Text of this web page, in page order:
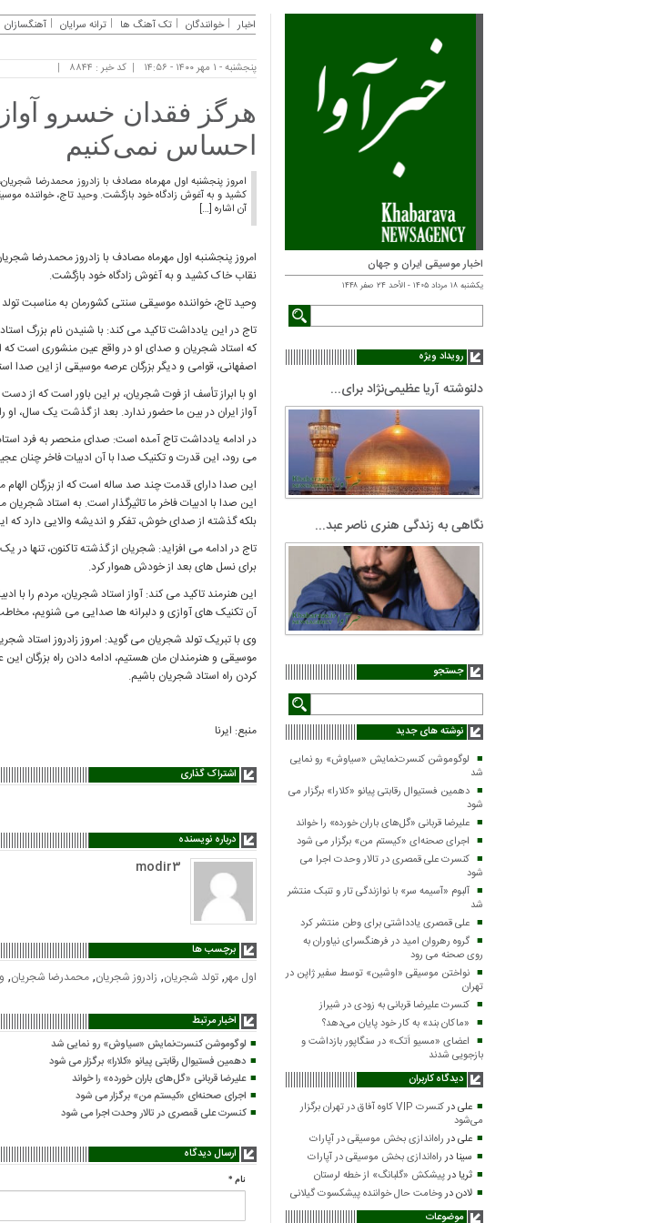
اخبار موسیقی ایران و جهان
یکشنبه ۱۸ مرداد ۱۴۰۵ - الأحد ۲۴ صفر ۱۴۴۸
رویداد ویژه
دلنوشته آریا عظیمی‌نژاد برای...
نگاهی به زندگی هنری ناصر عبد...
جستجو
نوشته های جدید
لوگوموشن کنسرت‌نمایش «سیاوش» رو نمایی
شد
دهمین فستیوال رقابتی پیانو «کلارا» برگزار می
شود
علیرضا قربانی «گل‌های باران خورده» را خواند
اجرای صحنه‌ای «کیستم من» برگزار می شود
کنسرت علی قمصری در تالار وحدت اجرا می
شود
آلبوم «آسیمه سر» با نوازندگی تار و تنبک منتشر
شد
علی قمصری یادداشتی برای وطن منتشر کرد
گروه رهروان امید در فرهنگسرای نیاوران به
روی صحنه می رود
نواختن موسیقی «اوشین» توسط سفیر ژاپن در
تهران
کنسرت علیرضا قربانی به زودی در شیراز
«ماکان بند» به کار خود پایان می‌دهد؟
اعضای «مسیو اَتک» در سنگاپور بازداشت و
بازجویی شدند
دیدگاه کاربران
علیدر
کنسرت VIP کاوه آفاق در تهران برگزار
می‌شود
علیدرراه‌اندازی بخش موسیقی در آپارات
سینا درراه‌اندازی بخش موسیقی در آپارات
ثریا درپیشکش «گلبانگ» از خطه لرستان
لادندروخامت حال خواننده پیشکسوت گیلانی
موضوعات
اخبار خوانندگان تک آهنگ ها ترانه سرایان آهنگسازان
پنجشنبه - ۱ مهر ۱۴۰۰ - ۱۴:۵۶ کد خبر : ۸۸۴۴
هرگز فقدان خسرو آواز
احساس نمی‌کنیم
کشید و به آغوش زادگاه خود بازگشت. وحید تاج، خواننده
آن اشاره […]
نقاب خاک کشید و به آغوش زادگاه خود بازگشت.
وحید تاج، خواننده موسیقی سنتی کشورمان به مناسبت
تاج در این یادداشت تاکید می کند: با شنیدن نام بزرگ
که استاد شجریان و صدای او در واقع عین منشوری است که
اصفهانی، قوامی و دیگر بزرگان عرصه موسیقی از این صدا
او با ابراز تأسف از فوت شجریان، بر این باور است که از
آواز ایران در بین ما حضور ندارد. بعد از گذشت یک سال،
در ادامه یادداشت تاج آمده است: صدای منحصر به فرد
می رود، این قدرت و تکنیک صدا با آن ادبیات فاخر چنان
این صدا دارای قدمت چند صد ساله است که از بزرگان الهام
این صدا با ادبیات فاخر ما تاثیرگذار است. به استاد
بلکه گذشته از صدای خوش، تفکر و اندیشه والایی دارد که
تاج در ادامه می افزاید: شجریان از گذشته تاکنون، تنها
برای نسل های بعد از خودش هموار کرد.
این هنرمند تاکید می کند: آواز استاد شجریان، مردم را با
آن تکنیک های آوازی و دلبرانه ها صدایی می شنویم،
وی با تبریک تولد شجریان می گوید: امروز زادروز استاد
موسیقی و هنرمندان مان هستیم، ادامه دادن راه بزرگان این
کردن راه استاد شجریان باشیم.
منبع: ایرنا
اشتراک گذاری
درباره نویسنده
modir3
برچسب ها
اول مهر, تولد شجریان, زادروز شجریان, محمدرضا شجریان,
اخبار مرتبط
لوگوموشن کنسرت‌نمایش «سیاوش» رو نمایی شد
دهمین فستیوال رقابتی پیانو «کلارا» برگزار می شود
علیرضا قربانی «گل‌های باران خورده» را خواند
اجرای صحنه‌ای «کیستم من» برگزار می شود
کنسرت علی قمصری در تالار وحدت اجرا می شود
ارسال دیدگاه
نام *